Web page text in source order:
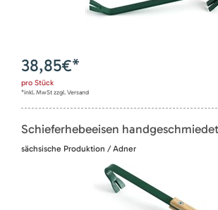
38,85€*
pro Stück
*inkl. MwSt zzgl. Versand
Schieferhebeeisen
sächsische Produktion / Adner